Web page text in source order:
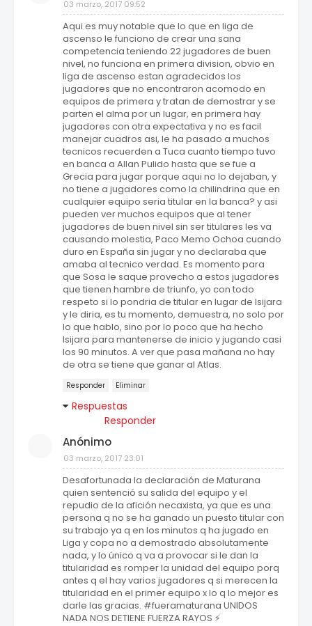
03 marzo, 2017 09:52
Aqui es muy notable que lo que en liga de
ascenso le funciono de crear una sana
competencia teniendo 22 jugadores de buen
nivel, no funciona en primera division, obvio en
liga de ascenso estan agradecidos los
jugadores que no encontraron acomodo en
equipos de primera y tratan de demostrar y se
parten el alma por un lugar, en primera hay
jugadores con otra expectativa y no es facil
manejar cuadros asi, le ha pasado a muchos
tecnicos recuerden a Tuca cuanto tiempo tuvo
en banca a Allan Pulido hasta que se fue a
Grecia para jugar porque aqui no lo dejaban, y
no tiene a jugadores como la chilindrina que en
cualquier equipo seria titular en la banca? y asi
pueden ver muchos equipos que al tener
jugadores de buen nivel sin ser titulares les va
causando molestia, Paco Memo Ochoa cuando
duro en España sin jugar y no declaraba que
amaba al tecnico verdad. Es momento para
que Sosa le saque provecho a estos jugadores
que tienen hambre de triunfo, yo con todo
respeto si lo pondria de titular en lugar de Isijara
y le diria, es tu momento, demuestra, no solo por
lo que hablo, sino por lo poco que ha hecho
Isijara para mantenerse de inicio y jugando casi
los 90 minutos. A ver que pasa mañana no hay
de otra se tiene que ganar al Atlas.
Responder Eliminar
Respuestas
Responder
Anónimo
03 marzo, 2017 23:01
Desafortunada la declaración de Maturana
quien sentenció su salida del equipo y el
repudio de la afición necaxista, ya que es una
persona q no se ha ganado un puesto titular con
su trabajo ya q en los minutos q ha jugado en
Liga y copa no a demostrado absolutamente
nada, y lo único q va a provocar si le dan la
titularidad es romper la unidad del equipo porq
antes q el hay varios jugadores q si merecen la
titularidad en el primer equipo x lo q lo mejor es
darle las gracias. #fueramaturana UNIDOS
NADA NOS DETIENE FUERZA RAYOS ⚡